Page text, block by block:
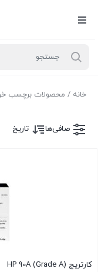
خانه / محصولات برچسب
صافی‌ها تاریخ
کارتریج HP 90A (Grade A)